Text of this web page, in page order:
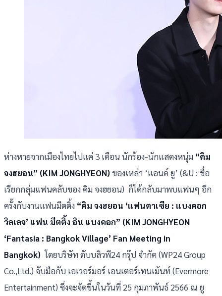
ห่างหายจากเมืองไทยไปแค่ 3 เดือน นักร้อง-นักแสดงหนุ่ม “คิม
จงฮยอน” (KIM JONGHYEON) ของเหล่า ‘แอนด์ ยู’ (&U : ชื่อ
เรียกกลุ่มแฟนคลับของ คิม จงฮยอน) ก็ได้กลับมาพบแฟนๆ อีก
ครั้งกับงานแฟนมีตติ้ง “คิม จงฮยอน ‘แฟนตาเซีย : แบงคอก
วิลเลจ’ แฟน มีตติ้ง อิน แบงคอก” (KIM JONGHYEON
‘Fantasia : Bangkok Village’ Fan Meeting in
Bangkok) โดยบริษัท ดับบลิวพี24 กรุ๊ป จำกัด (WP24 Group
Co.,Ltd.) จับมือกับ เอเวอร์มอร์ เอนเตอร์เทนเม้นท์ (Evermore
Entertainment) ซึ่งจะจัดขึ้นในวันที่ 25 กุมภาพันธ์ 2566 ณ ยู